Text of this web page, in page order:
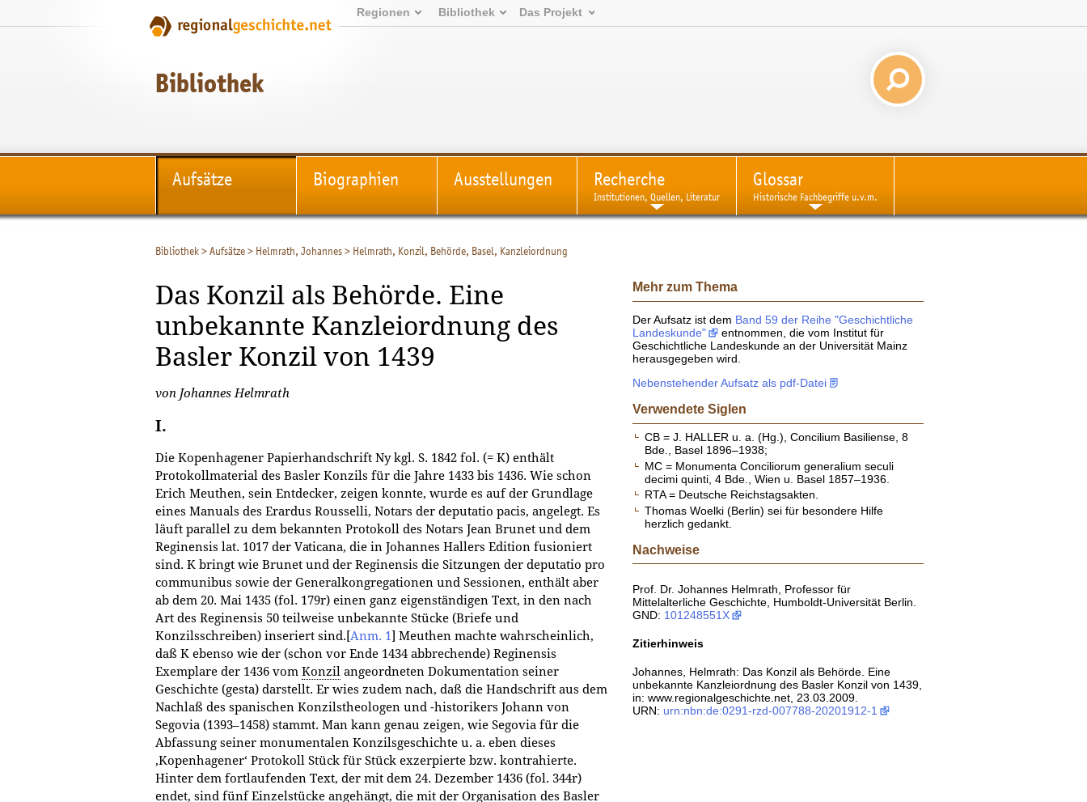
Regionen Bibliothek Das Projekt
Bibliothek
Aufsätze Biographien Ausstellungen Recherche
Institutionen, Quellen, Literatur
Glossar
Historische Fachbegriffe u.v.m.
Bibliothek>Aufsätze> Helmrath, Johannes> Helmrath, Konzil, Behörde, Basel, Kanzleiordnung
Das Konzil als Behörde. Eine
unbekannte Kanzleiordnung des
Basler Konzil von 1439
von Johannes Helmrath
I.
Die Kopenhagener Papierhandschrift Ny kgl. S. 1842 fol. (= K) enthält
Protokollmaterial des Basler Konzils für die Jahre 1433 bis 1436. Wie schon
Erich Meuthen, sein Entdecker, zeigen konnte, wurde es auf der Grundlage
eines Manuals des Erardus Rousselli, Notars der deputatio pacis, angelegt. Es
läuft parallel zu dem bekannten Protokoll des Notars Jean Brunet und dem
Reginensis lat. 1017 der Vaticana, die in Johannes Hallers Edition fusioniert
sind. K bringt wie Brunet und der Reginensis die Sitzungen der deputatio pro
communibus sowie der Generalkongregationen und Sessionen, enthält aber
ab dem 20. Mai 1435 (fol. 179r) einen ganz eigenständigen Text, in den nach
Art des Reginensis 50 teilweise unbekannte Stücke (Briefe und
Konzilsschreiben) inseriert sind. Anm. 1 Meuthen machte wahrscheinlich,
daß K ebenso wie der (schon vor Ende 1434 abbrechende) Reginensis
Exemplare der 1436 vom Konzil angeordneten Dokumentation seiner
Geschichte (gesta) darstellt. Er wies zudem nach, daß die Handschrift aus dem
Nachlaß des spanischen Konzilstheologen und -historikers Johann von
Segovia (1393–1458) stammt. Man kann genau zeigen, wie Segovia für die
Abfassung seiner monumentalen Konzilsgeschichte u. a. eben dieses
‚Kopenhagener‘ Protokoll Stück für Stück exzerpierte bzw. kontrahierte.
Hinter dem fortlaufenden Text, der mit dem 24. Dezember 1436 (fol. 344r)
endet, sind fünf Einzelstücke angehängt, die mit der Organisation des Basler
Mehr zum Thema
Der Aufsatz ist dem Band 59 der Reihe "Geschichtliche
Landeskunde"
entnommen, die vom Institut für
Geschichtliche Landeskunde an der Universität Mainz
herausgegeben wird.
Nebenstehender Aufsatz als pdf-Datei
Verwendete Siglen
CB = J. HALLER u. a. (Hg.), Concilium Basiliense, 8
Bde., Basel 1896–1938;
MC = Monumenta Conciliorum generalium seculi
decimi quinti, 4 Bde., Wien u. Basel 1857–1936.
RTA = Deutsche Reichstagsakten.
Thomas Woelki (Berlin) sei für besondere Hilfe
herzlich gedankt.
Nachweise
Prof. Dr. Johannes Helmrath, Professor für
Mittelalterliche Geschichte, Humboldt-Universität Berlin.
GND: 101248551X
Zitierhinweis
Johannes, Helmrath: Das Konzil als Behörde. Eine
unbekannte Kanzleiordnung des Basler Konzil von 1439,
in: www.regionalgeschichte.net, 23.03.2009.
URN: urn:nbn:de:0291-rzd-007788-20201912-1